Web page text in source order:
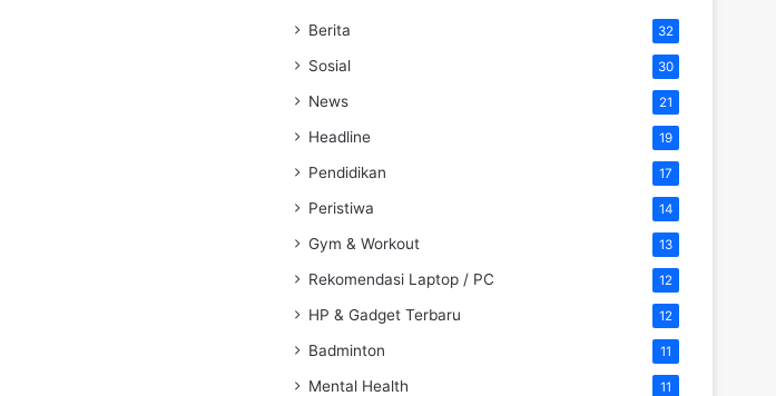
Berita 32
Sosial 30
News 21
Headline 19
Pendidikan 17
Peristiwa 14
Gym & Workout 13
Rekomendasi Laptop / PC 12
HP & Gadget Terbaru 12
Badminton 11
Mental Health 11